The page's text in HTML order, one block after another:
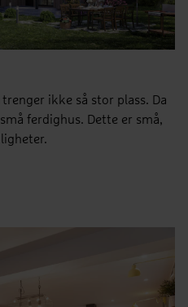
ikke så stor plass. Da
ferdighus. Dette er små,